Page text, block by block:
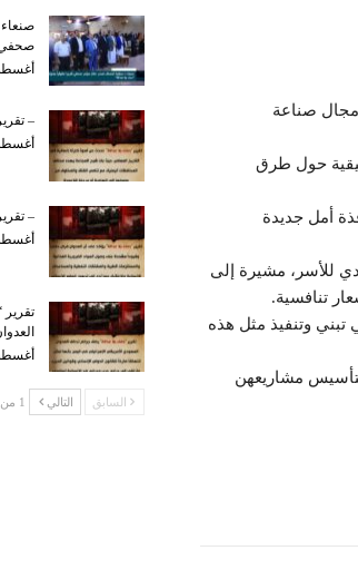
مجال صناعة
مهارات تطبيقية حول طرق
أمل جديدة
للأسر، مشيرة إلى
تنافسية.
تبني وتنفيذ مثل هذه
مشاريعهن
صحفي
أغسطس 8,
–
أغسطس 8,
–
أغسطس 8,
تقرير
أغسطس 8,
السابق التالي 1 من 6